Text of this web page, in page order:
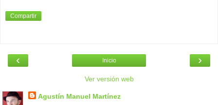
Compartir
‹ ›
Inicio
Ver versión web
Agustín Manuel Martínez